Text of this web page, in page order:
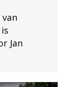
Jan